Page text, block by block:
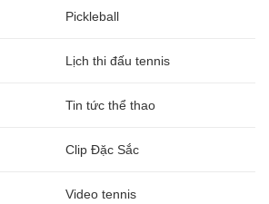
Pickleball
Lịch thi đấu tennis
Tin tức thể thao
Clip Đặc Sắc
Video tennis